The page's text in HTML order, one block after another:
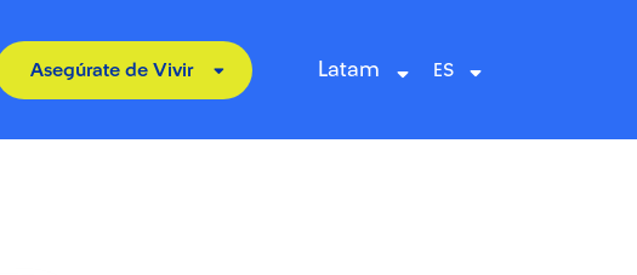
Asegúrate de Vivir Latam